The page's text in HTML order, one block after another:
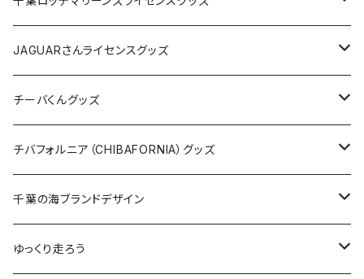
ホテルキーホルダー
ホテルキーホルダー
クリアファイル
Tシャツ
キャップ
トートバッグ
バッグ
ステッカー
缶バッジ
キーホルダー
クリアファイル
キャップ
バッグ
ステッカー
缶バッジ
キーホルダー
ステッカー
ステッカー
ステッカー大
缶バッジ
缶バッジ32mm
缶バッジ54mm
エコバッグ
JAGUARさんコラボグッズ
Tシャツ
サコッシュ
JAGUARさんライセンスグッズ
Tシャツ
ステッカー
缶バッジ
クリアファイル
チーバくんグッズ
Tシャツ
キャップ
エコバッグ
チバフォルニア（CHIBAFORNIA）グッズ
Tシャツ
キャップ
千葉の海ブランドデザイン
Tシャツ
ゆっくり走ろう